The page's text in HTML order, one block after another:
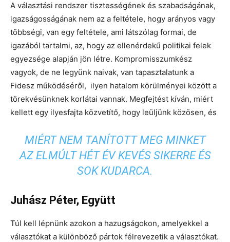
A választási rendszer tisztességének és szabadságának,
igazságosságának nem az a feltétele, hogy arányos vagy
többségi, van egy feltétele, ami látszólag formai, de
igazából tartalmi, az, hogy az ellenérdekű politikai felek
egyezsége alapján jön létre. Kompromisszumkész
vagyok, de ne legyünk naivak, van tapasztalatunk a
Fidesz működéséről, ilyen hatalom körülményei között a
törekvésünknek korlátai vannak. Megfejtést kíván, miért
kellett egy ilyesfajta közvetítő, hogy leüljünk közösen, és
MIÉRT NEM TANÍTOTT MEG MINKET
AZ ELMÚLT HÉT ÉV KEVÉS SIKERRE ÉS
SOK KUDARCA.
Juhász Péter, Együtt
Túl kell lépnünk azokon a hazugságokon, amelyekkel a
választókat a különböző pártok félrevezetik a választókat.